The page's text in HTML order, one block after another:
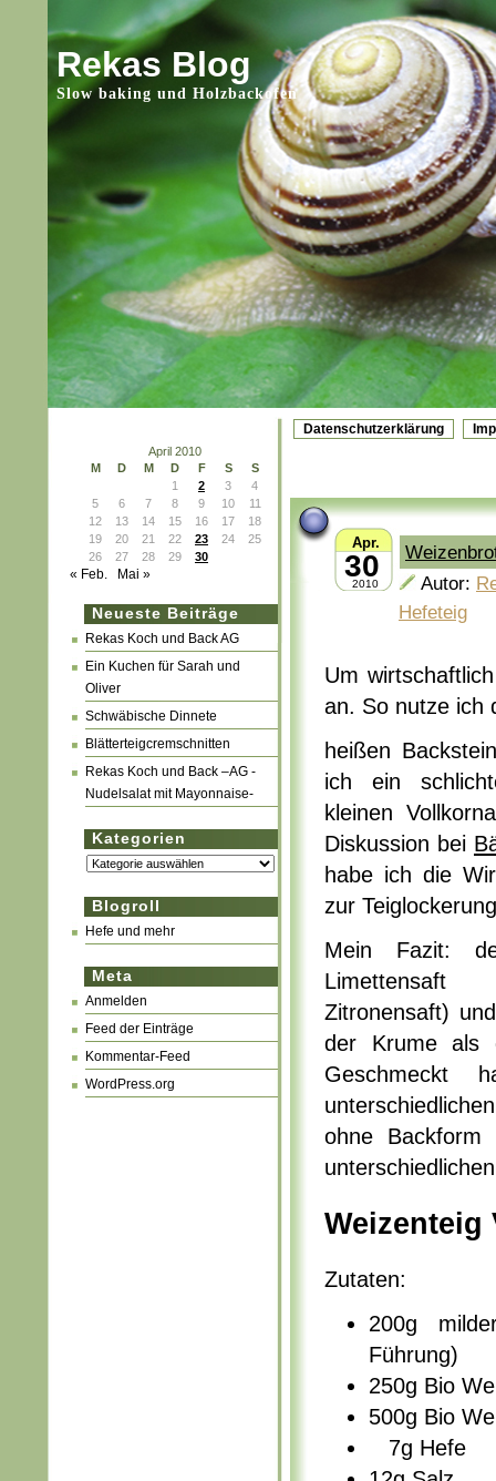
Rekas Blog
Slow baking und Holzbackofen
Datenschutzerklärung
April 2010
M
D M D F S
S
1
2 3
4
5
6 7 8 9 10
11
12
13 14 15 16 17
18
19
20 21 22 23 24
25
26
27 28 29 30
« Feb. Mai »
Neueste Beiträge
Rekas Koch und Back AG
Ein Kuchen für Sarah und
Oliver
Schwäbische Dinnete
Blätterteigcremschnitten
Rekas Koch und Back –AG -
Nudelsalat mit Mayonnaise-
Kategorien
Kategorien
Blogroll
Hefe und mehr
Meta
Anmelden
Feed der Einträge
Kommentar-Feed
WordPress.org
30
Apr.
2010
Autor:
Hefeteig
Um
an. So nutze ich
heißen
ich ein
kleinen
Diskussion bei
habe ich die
zur
Mein Fazit:
Zitronensaft)
der Krume als
ohne
Weizenteig
Zutaten:
200g
Führung)
250g Bio
500g Bio
7g Hefe